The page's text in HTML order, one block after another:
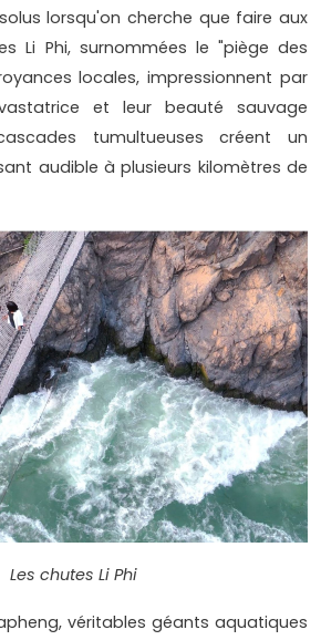
lorsqu'on cherche que faire aux
Li Phi, surnommées le "piège des
locales, impressionnent par
et leur beauté sauvage
tumultueuses créent un
audible à plusieurs kilomètres de
Les chutes Li Phi
véritables géants aquatiques